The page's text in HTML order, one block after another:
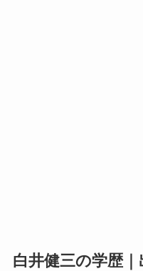
白井健三の学歴